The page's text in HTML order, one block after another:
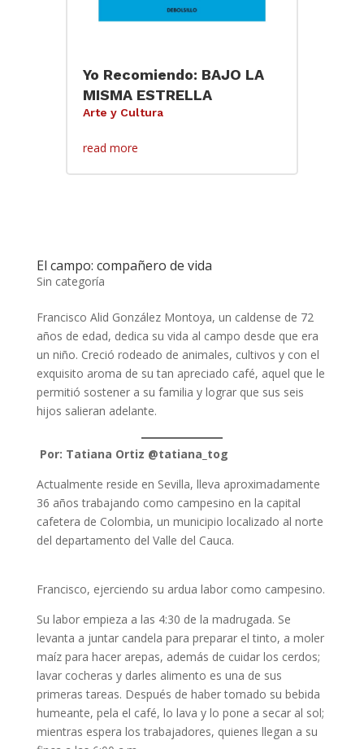
Yo Recomiendo: BAJO LA
MISMA ESTRELLA
Arte y Cultura
read more
El campo: compañero de vida
Sin categoría
Francisco Alid González Montoya, un caldense de 72
años de edad, dedica su vida al campo desde que era
un niño. Creció rodeado de animales, cultivos y con el
exquisito aroma de su tan apreciado café, aquel que le
permitió sostener a su familia y lograr que sus seis
hijos salieran adelante.
Por: Tatiana Ortiz @tatiana_tog
Actualmente reside en Sevilla, lleva aproximadamente
36 años trabajando como campesino en la capital
cafetera de Colombia, un municipio localizado al norte
del departamento del Valle del Cauca.
Francisco, ejerciendo su ardua labor como campesino.
Su labor empieza a las 4:30 de la madrugada. Se
levanta a juntar candela para preparar el tinto, a moler
maíz para hacer arepas, además de cuidar los cerdos;
lavar cocheras y darles alimento es una de sus
primeras tareas. Después de haber tomado su bebida
humeante, pela el café, lo lava y lo pone a secar al sol;
mientras espera los trabajadores, quienes llegan a su